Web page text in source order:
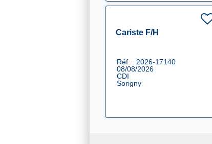
Cariste F/H
Réf. : 2026-17140
08/08/2026
CDI
Sorigny